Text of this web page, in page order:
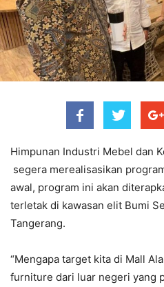
Himpunan Industri Mebel dan
segera merealisasikan
awal, program ini akan
terletak di kawasan elit Bumi
Tangerang.
“Mengapa target kita di Mall
furniture dari luar negeri yang